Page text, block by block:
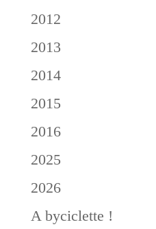
2012
2013
2014
2015
2016
2025
2026
A byciclette !